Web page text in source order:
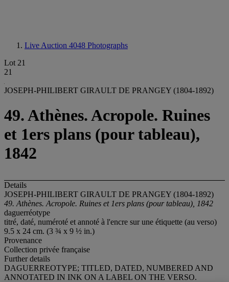
Live Auction 4048 Photographs
Lot 21
21
JOSEPH-PHILIBERT GIRAULT DE PRANGEY (1804-1892)
49. Athènes. Acropole. Ruines
et 1ers plans (pour tableau),
1842
Details
JOSEPH-PHILIBERT GIRAULT DE PRANGEY (1804-1892)
49. Athènes. Acropole. Ruines et 1ers plans (pour tableau), 1842
daguerréotype
titré, daté, numéroté et annoté à l'encre sur une étiquette (au verso)
9.5 x 24 cm. (3 ¾ x 9 ½ in.)
Provenance
Collection privée française
Further details
DAGUERREOTYPE; TITLED, DATED, NUMBERED AND
ANNOTATED IN INK ON A LABEL ON THE VERSO.